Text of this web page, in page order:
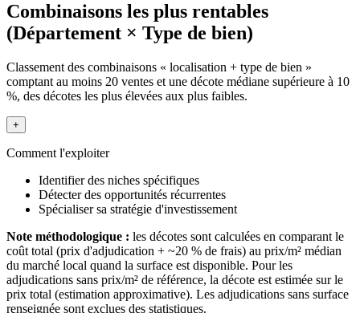
Combinaisons les plus rentables
(Département × Type de bien)
Classement des combinaisons « localisation + type de bien »
comptant au moins 20 ventes et une décote médiane supérieure à 10
%, des décotes les plus élevées aux plus faibles.
+
Comment l'exploiter
Identifier des niches spécifiques
Détecter des opportunités récurrentes
Spécialiser sa stratégie d'investissement
Note méthodologique : les décotes sont calculées en comparant le
coût total (prix d'adjudication + ~20 % de frais) au prix/m² médian
du marché local quand la surface est disponible. Pour les
adjudications sans prix/m² de référence, la décote est estimée sur le
prix total (estimation approximative). Les adjudications sans surface
renseignée sont exclues des statistiques.